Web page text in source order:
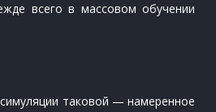
всего в массовом обучении
таковой — намеренное